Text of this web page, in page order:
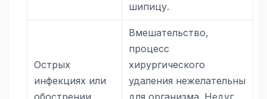
шипицу.
Острых
инфекциях или
Вмешательство,
процесс
хирургического
удаления нежелательны